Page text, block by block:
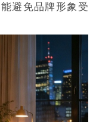
避免品牌形象受